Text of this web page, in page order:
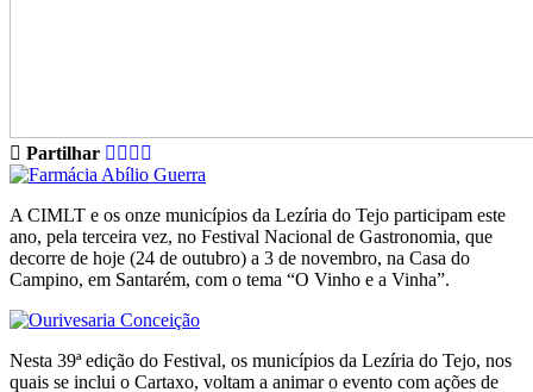
Partilhar
A CIMLT e os onze municípios da Lezíria do Tejo participam este
ano, pela terceira vez, no Festival Nacional de Gastronomia, que
decorre de hoje (24 de outubro) a 3 de novembro, na Casa do
Campino, em Santarém, com o tema “O Vinho e a Vinha”.
Nesta 39ª edição do Festival, os municípios da Lezíria do Tejo, nos
quais se inclui o Cartaxo, voltam a animar o evento com ações de